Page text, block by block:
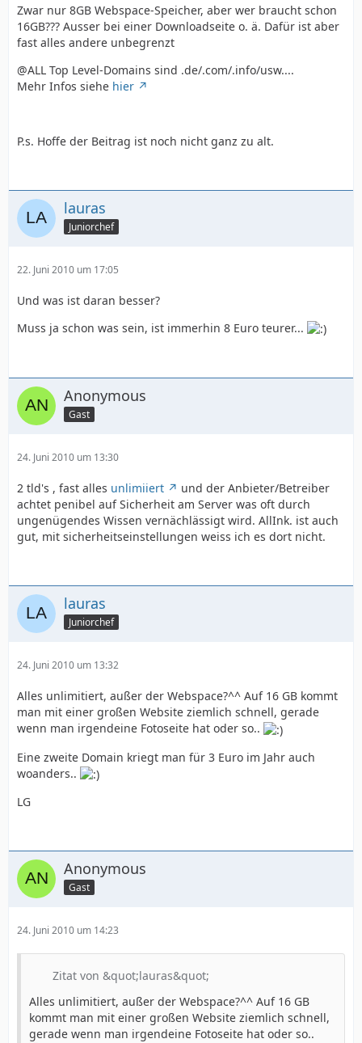
Zwar nur 8GB Webspace-Speicher, aber wer braucht schon
16GB??? Ausser bei einer Downloadseite o. ä. Dafür ist aber
fast alles andere unbegrenzt
@ALL Top Level-Domains sind .de/.com/.info/usw....
Mehr Infos siehe hier
P.s. Hoffe der Beitrag ist noch nicht ganz zu alt.
lauras
Juniorchef
22. Juni 2010 um 17:05
Und was ist daran besser?
Muss ja schon was sein, ist immerhin 8 Euro teurer...
Anonymous
Gast
24. Juni 2010 um 13:30
2 tld's , fast alles unlimiiert
und der Anbieter/Betreiber
achtet penibel auf Sicherheit am Server was oft durch
ungenügendes Wissen vernächlässigt wird. AllInk. ist auch
gut, mit sicherheitseinstellungen weiss ich es dort nicht.
lauras
Juniorchef
24. Juni 2010 um 13:32
Alles unlimitiert, außer der Webspace?^^ Auf 16 GB kommt
man mit einer großen Website ziemlich schnell, gerade
wenn man irgendeine Fotoseite hat oder so..
Eine zweite Domain kriegt man für 3 Euro im Jahr auch
woanders..
LG
Anonymous
Gast
24. Juni 2010 um 14:23
Zitat von &quot;lauras&quot;
Alles unlimitiert, außer der Webspace?^^ Auf 16 GB
kommt man mit einer großen Website ziemlich schnell,
gerade wenn man irgendeine Fotoseite hat oder so..